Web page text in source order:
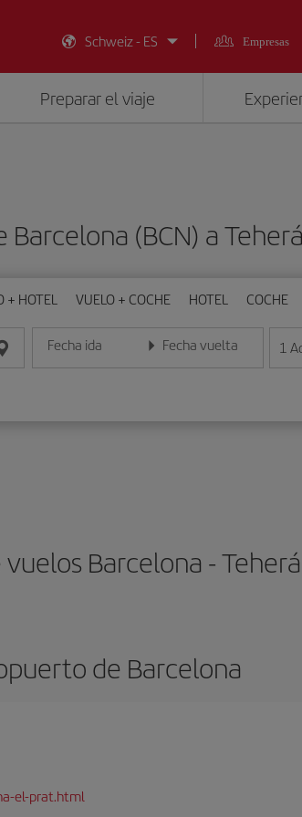
Schweiz - ES
Empresas
Preparar el viaje
(BCN) a
+ HOTEL VUELO + COCHE HOTEL COCHE
Fecha ida
Introduce la fecha en formato día/mes/año
Fecha vuelta
Introduce la fecha en 1
Barcelona -
de Barcelona
el-prat.html